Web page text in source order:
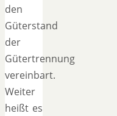
den
Güterstand
der
Gütertrennung
vereinbart.
Weiter
heißt es